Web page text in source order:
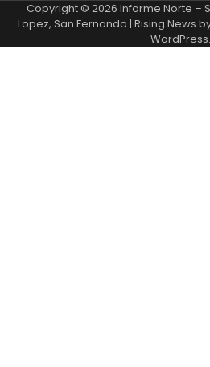
Copyright © 2026 Informe Norte –
Lopez, San Fernando | Rising News
WordPress.